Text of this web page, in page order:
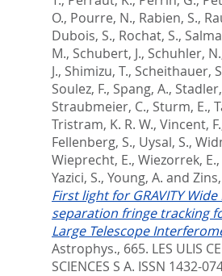
O., Pourre, N., Rabien, S.,
Dubois, S., Rochat, S.,
M., Schubert, J., Schuhler, N.
J., Shimizu, T., Scheithauer,
Soulez, F., Spang, A.,
Straubmeier, C., Sturm, E.,
Tristram, K. R. W., Vincent, F.
Fellenberg, S., Uysal, S.,
Wieprecht, E., Wiezorrek, E.,
Yazici, S., Young, A. and
First light for GRAVITY Wide
separation fringe tracking
Large Telescope
Astrophys., 665. LES ULIS
SCIENCES S A. ISSN 1432-